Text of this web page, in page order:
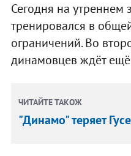
Сегодня на утреннем
тренировался в
ограничений. Во
динамовцев ждёт
ЧИТАЙТЕ ТАКОЖ
"Динамо" теряет